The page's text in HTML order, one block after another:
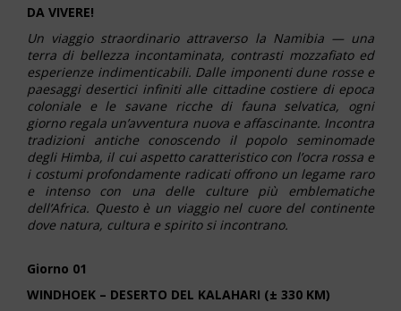
DA VIVERE!
Un viaggio straordinario attraverso la Namibia — una
terra di bellezza incontaminata, contrasti mozzafiato ed
esperienze indimenticabili. Dalle imponenti dune rosse e
paesaggi desertici infiniti alle cittadine costiere di epoca
coloniale e le savane ricche di fauna selvatica, ogni
giorno regala un’avventura nuova e affascinante. Incontra
tradizioni antiche conoscendo il popolo seminomade
degli Himba, il cui aspetto caratteristico con l’ocra rossa e
i costumi profondamente radicati offrono un legame raro
e intenso con una delle culture più emblematiche
dell’Africa. Questo è un viaggio nel cuore del continente
dove natura, cultura e spirito si incontrano.
Giorno 01
WINDHOEK – DESERTO DEL KALAHARI (± 330 KM)